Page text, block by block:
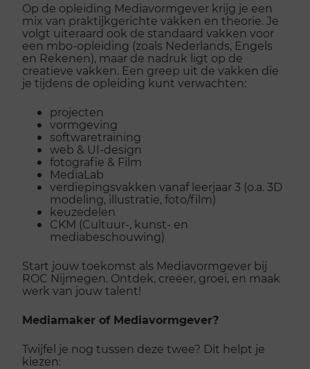
Op de opleiding Mediavormgever krijg je een
mix van praktijkgerichte vakken en theorie. Je
volgt uiteraard ook de standaard vakken voor
een mbo-opleiding (zoals Nederlands, Engels
en Rekenen), maar de nadruk ligt op de
creatieve vakken. Een greep uit de vakken die
je tijdens de opleiding kunt verwachten:
projecten
vormgeving
softwaretraining
web & UI-design
fotografie & Film
MediaLab
verdiepingsvakken vanaf leerjaar 3 (o.a. 3D
modeling, illustratie, foto/film)
keuzedelen
CKM (Cultuur-, kunst- en
mediabeschouwing)
Start jouw toekomst als Mediavormgever bij
ROC Nijmegen. Ontdek, creëer, groei, en maak
werk van jouw talent!
Mediamaker of Mediavormgever?
Twijfel je nog tussen deze twee? Dit helpt je
kiezen: